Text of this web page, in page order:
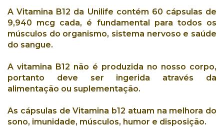
AVitamina B12 da Unilife contém 60 cápsulas de
9,940 mcg cada, é fundamental para todos os
músculos do organismo, sistema nervoso e saúde
do sangue.
A vitamina B12 não é produzida no nosso corpo,
portanto deve
ser ingerida através da
alimentação ou suplementação.
As cápsulas deVitamina b12 atuam na melhora do
sono, imunidade, músculos, humor e disposição.